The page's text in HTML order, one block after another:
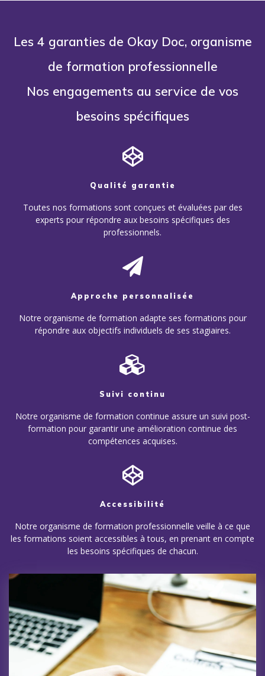
Les 4 garanties de Okay Doc, organisme
de formation professionnelle
Nos engagements au service de vos
besoins spécifiques
Qualité garantie
Toutes nos formations sont conçues et évaluées par des
experts pour répondre aux besoins spécifiques des
professionnels.
Approche personnalisée
Notre organisme de formation adapte ses formations pour
répondre aux objectifs individuels de ses stagiaires.
Suivi continu
Notre organisme de formation continue assure un suivi post-
formation pour garantir une amélioration continue des
compétences acquises.
Accessibilité
Notre organisme de formation professionnelle veille à ce que
les formations soient accessibles à tous, en prenant en compte
les besoins spécifiques de chacun.